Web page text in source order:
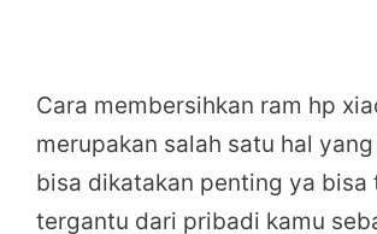
Cara membersihkan ram hp
merupakan salah satu hal
bisa dikatakan penting ya bisa
tergantu dari pribadi kamu